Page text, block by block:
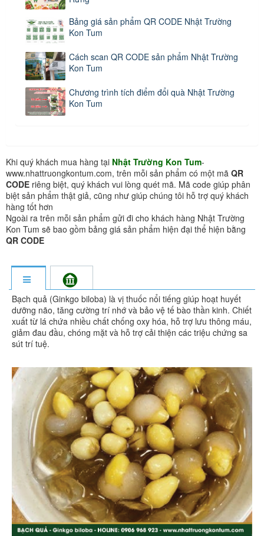
Bảng giá sản phẩm QR CODE Nhật Trường
Kon Tum
Cách scan QR CODE sản phẩm Nhật Trường
Kon Tum
Chương trình tích điểm đổi quà Nhật Trường
Kon Tum
Khi quý khách mua hàng tại Nhật Trường Kon Tum-
www.nhattruongkontum.com, trên mỗi sản phẩm có một mã QR
CODE riêng biệt, quý khách vui lòng quét mã. Mã code giúp phân
biệt sản phẩm thật giả, cũng như giúp chúng tôi hỗ trợ quý khách
hàng tốt hơn
Ngoài ra trên mỗi sản phẩm gửi đi cho khách hàng Nhật Trường
Kon Tum sẽ bao gồm bảng giá sản phẩm hiện đại thể hiện bằng
QR CODE
Bạch quả (Ginkgo biloba) là vị thuốc nổi tiếng giúp hoạt huyết
dưỡng não, tăng cường trí nhớ và bảo vệ tế bào thần kinh. Chiết
xuất từ lá chứa nhiều chất chống oxy hóa, hỗ trợ lưu thông máu,
giảm đau đầu, chóng mặt và hỗ trợ cải thiện các triệu chứng sa
sút trí tuệ.